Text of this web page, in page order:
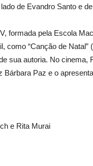
de Evandro Santo e
formada pela Escola
como “Canção de
sua autoria. No cinema,
Bárbara Paz e o
e Rita Murai